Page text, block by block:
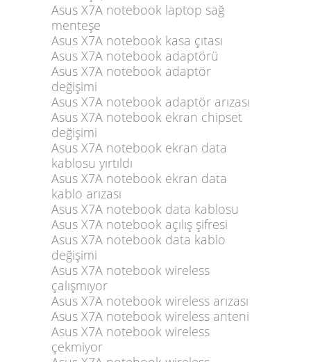
Asus X7A notebook laptop sağ
menteşe
Asus X7A notebook kasa çıtası
Asus X7A notebook adaptörü
Asus X7A notebook adaptör
değişimi
Asus X7A notebook adaptör arızası
Asus X7A notebook ekran chipset
değişimi
Asus X7A notebook ekran data
kablosu yırtıldı
Asus X7A notebook ekran data
kablo arızası
Asus X7A notebook data kablosu
Asus X7A notebook açılış şifresi
Asus X7A notebook data kablo
değişimi
Asus X7A notebook wireless
çalışmıyor
Asus X7A notebook wireless arızası
Asus X7A notebook wireless anteni
Asus X7A notebook wireless
çekmiyor